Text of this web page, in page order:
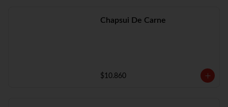
Chapsui De Carne
$10.860